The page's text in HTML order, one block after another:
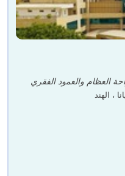
العظام والعمود الفقري